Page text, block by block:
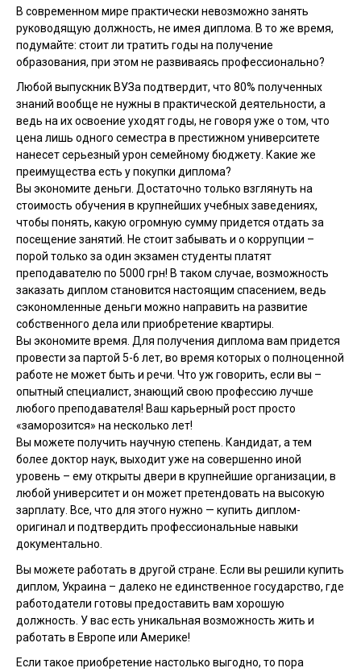
В современном мире практически невозможно занять
руководящую должность, не имея диплома. В то же время,
подумайте: стоит ли тратить годы на получение
образования, при этом не развиваясь профессионально?
Любой выпускник ВУЗа подтвердит, что 80% полученных
знаний вообще не нужны в практической деятельности, а
ведь на их освоение уходят годы, не говоря уже о том, что
цена лишь одного семестра в престижном университете
нанесет серьезный урон семейному бюджету. Какие же
преимущества есть у покупки диплома?
Вы экономите деньги. Достаточно только взглянуть на
стоимость обучения в крупнейших учебных заведениях,
чтобы понять, какую огромную сумму придется отдать за
посещение занятий. Не стоит забывать и о коррупции –
порой только за один экзамен студенты платят
преподавателю по 5000 грн! В таком случае, возможность
заказать диплом становится настоящим спасением, ведь
сэкономленные деньги можно направить на развитие
собственного дела или приобретение квартиры.
Вы экономите время. Для получения диплома вам придется
провести за партой 5-6 лет, во время которых о полноценной
работе не может быть и речи. Что уж говорить, если вы –
опытный специалист, знающий свою профессию лучше
любого преподавателя! Ваш карьерный рост просто
«заморозится» на несколько лет!
Вы можете получить научную степень. Кандидат, а тем
более доктор наук, выходит уже на совершенно иной
уровень – ему открыты двери в крупнейшие организации, в
любой университет и он может претендовать на высокую
зарплату. Все, что для этого нужно — купить диплом-
оригинал и подтвердить профессиональные навыки
документально.
Вы можете работать в другой стране. Если вы решили купить
диплом, Украина – далеко не единственное государство, где
работодатели готовы предоставить вам хорошую
должность. У вас есть уникальная возможность жить и
работать в Европе или Америке!
Если такое приобретение настолько выгодно, то пора